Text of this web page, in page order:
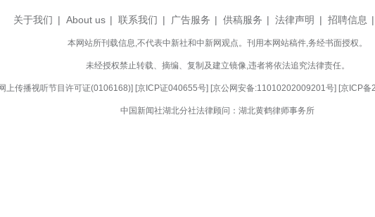
密部署、压实责任，提前完成了发电机组及关键设备的全
强运行监盘和现场巡检频次，精心调整、精益运行，确保